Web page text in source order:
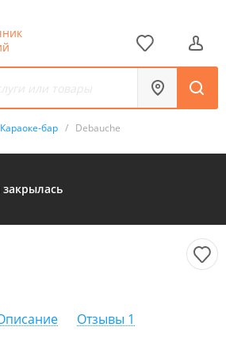
Караоке-бар / Debauche
Отзывы 1
1А